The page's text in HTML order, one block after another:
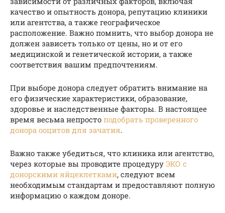
качество и опытность донора, репутацию клиники
или агентства, а также географическое
расположение. Важно помнить, что выбор донора не
должен зависеть только от цены, но и от его
медицинской и генетической истории, а также
соответствия вашим предпочтениям.
При выборе донора следует обратить внимание на
его физические характеристики, образование,
здоровье и наследственные факторы. В настоящее
время весьма непросто подобрать проверенного
донора ооцитов для зачатия.
Важно также убедиться, что клиника или агентство,
через которые вы проводите процедуру ЭКО с
донорскими яйцеклетками, следуют всем
необходимым стандартам и предоставляют полную
информацию о каждом доноре.